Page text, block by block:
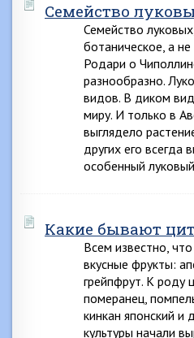
Семейство
Семейство
ботаническое, а
Родари о
разнообразно.
видов. В диком
миру. И только в
выглядело
других его
особенный
Какие бывают
Всем известно,
вкусные фрукты:
грейпфрут. К роду
померанец,
кинкан японский и
культуры начали